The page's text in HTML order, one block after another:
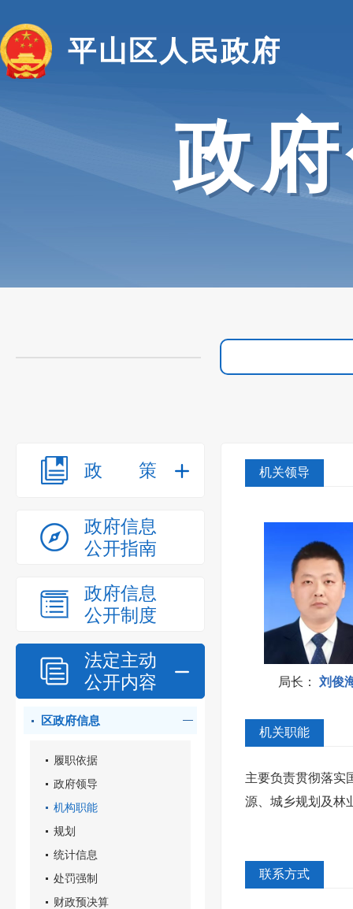
平山区人民政府
政
政策
政府信息
公开指南
政府信息
公开制度
法定主动
公开内容
区政府信息
履职依据
政府领导
机构职能
规划
统计信息
处罚强制
财政预决算
机关领导
局长 ： 刘俊
机关职能
主要负责贯彻落实
源、城乡规划及林
联系方式